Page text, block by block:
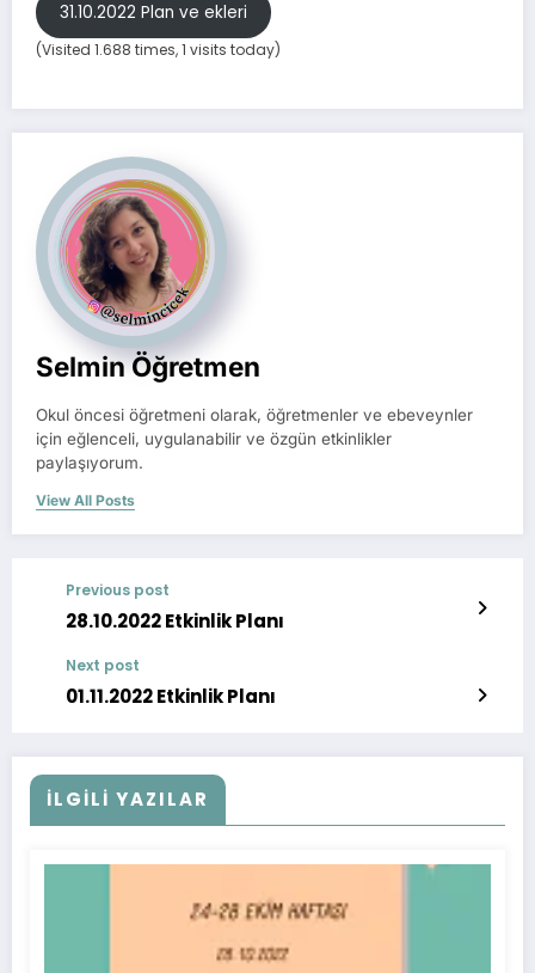
31.10.2022 Plan ve ekleri
(Visited 1.688 times, 1 visits today)
Selmin Öğretmen
Okul öncesi öğretmeni olarak, öğretmenler ve ebeveynler
için eğlenceli, uygulanabilir ve özgün etkinlikler
paylaşıyorum.
View All Posts
Previous post
28.10.2022 Etkinlik Planı
Next post
01.11.2022 Etkinlik Planı
İLGİLİ YAZILAR